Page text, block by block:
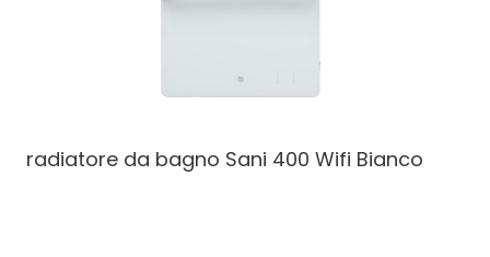
radiatore da bagno Sani 400 Wifi Bianco